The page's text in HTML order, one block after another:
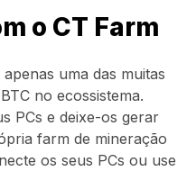
o CT Farm
apenas uma das muitas
no ecossistema.
PCs e deixe-os gerar
farm de mineração
os seus PCs ou use